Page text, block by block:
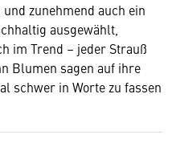
zunehmend auch ein
ausgewählt,
im Trend – jeder Strauß
Blumen sagen auf ihre
schwer in Worte zu fassen